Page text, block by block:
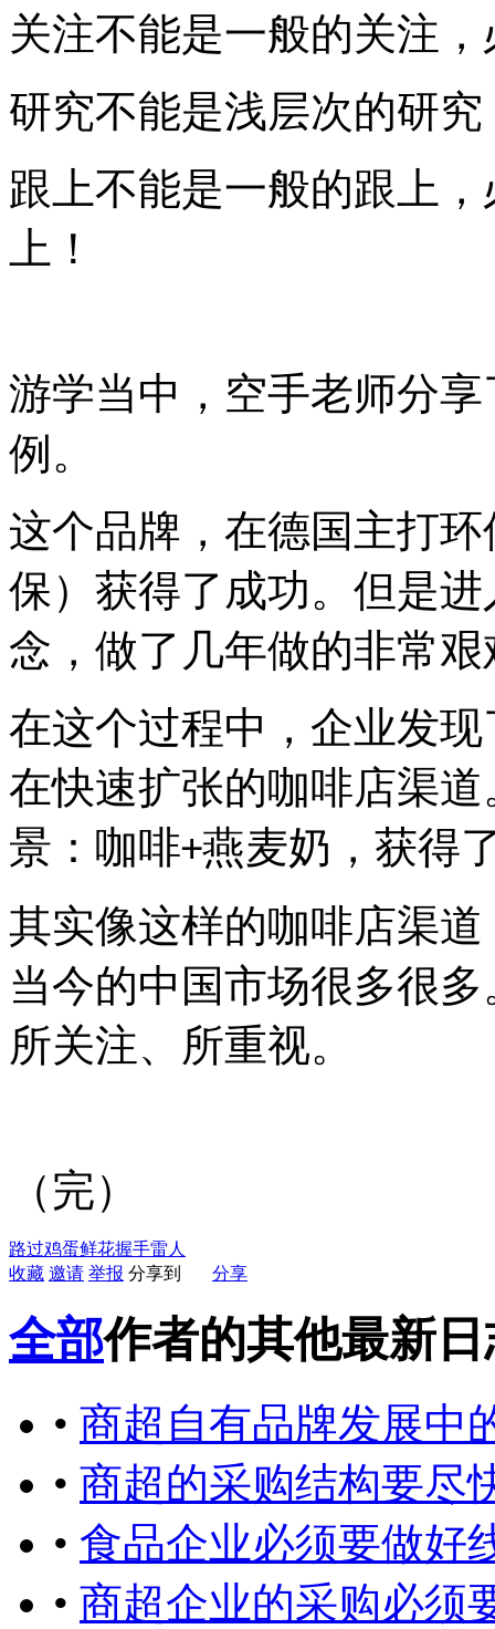
关注不能是一般的关注
研究不能是浅层次的研
跟上不能是一般的跟上
上！
游学当中，空手老师分
例。
这个品牌，在德国主打
保）获得了成功。但是
念，做了几年做的非常艰
在这个过程中，企业发
在快速扩张的咖啡店渠
景：咖啡+燕麦奶，获得
其实像这样的咖啡店渠
当今的中国市场很多很
所关注、所重视。
（完）
路过鸡蛋鲜花握手雷人
收藏 邀请 举报 分享到 分享
全部作者的其他最新日
• 商超自有品牌发展中
• 商超的采购结构要尽
• 食品企业必须要做好
• 商超企业的采购必须